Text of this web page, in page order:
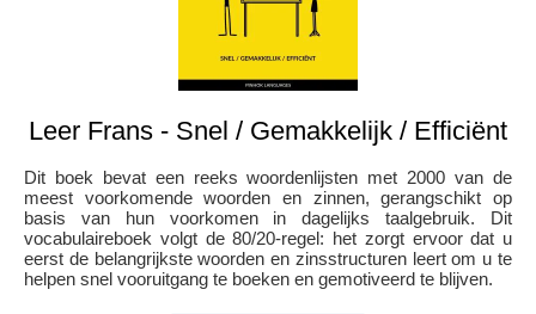
Leer Frans - Snel / Gemakkelijk / Efficiënt
Dit boek bevat een reeks woordenlijsten met 2000 van de
meest voorkomende woorden en zinnen, gerangschikt op
basis van hun voorkomen in dagelijks taalgebruik. Dit
vocabulaireboek volgt de 80/20-regel: het zorgt ervoor dat u
eerst de belangrijkste woorden en zinsstructuren leert om u te
helpen snel vooruitgang te boeken en gemotiveerd te blijven.